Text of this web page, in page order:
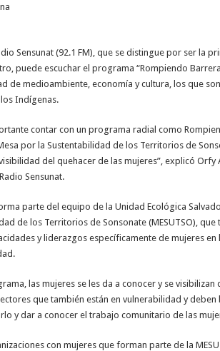
Sensunat (92.1 FM), que se distingue por ser la
puede escuchar el programa “Rompiendo
de medioambiente, economía y cultura, los que
Indígenas.
contar con un programa radial como
por la Sustentabilidad de los Territorios de
del quehacer de las mujeres”, explicó
Sensunat.
parte del equipo de la Unidad Ecológica
de los Territorios de Sonsonate (MESUTSO),
y liderazgos específicamente de mujeres
las mujeres se les da a conocer y se
que también están en vulnerabilidad y deben
y dar a conocer el trabajo comunitario de las
con mujeres que forman parte de la